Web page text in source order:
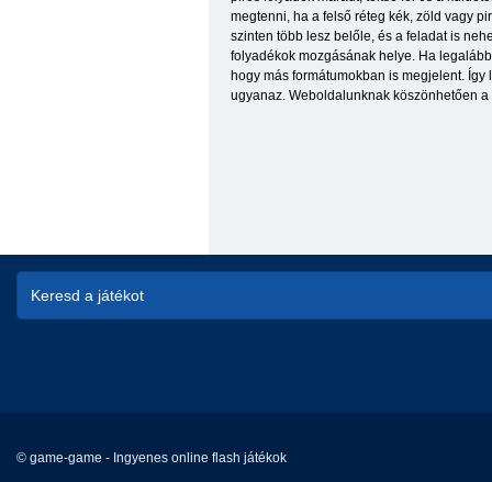
megtenni, ha a felső réteg kék, zöld vagy
szinten több lesz belőle, és a feladat is
folyadékok mozgásának helye. Ha
hogy más formátumokban is megjelent.
ugyanaz. Weboldalunknak köszönhetően
© game-game - Ingyenes online flash játékok